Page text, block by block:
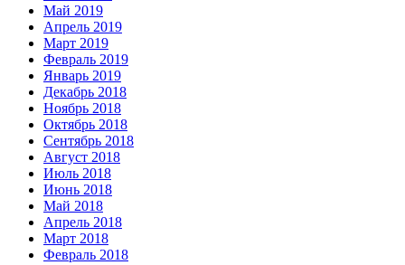
Май 2019
Апрель 2019
Март 2019
Февраль 2019
Январь 2019
Декабрь 2018
Ноябрь 2018
Октябрь 2018
Сентябрь 2018
Август 2018
Июль 2018
Июнь 2018
Май 2018
Апрель 2018
Март 2018
Февраль 2018